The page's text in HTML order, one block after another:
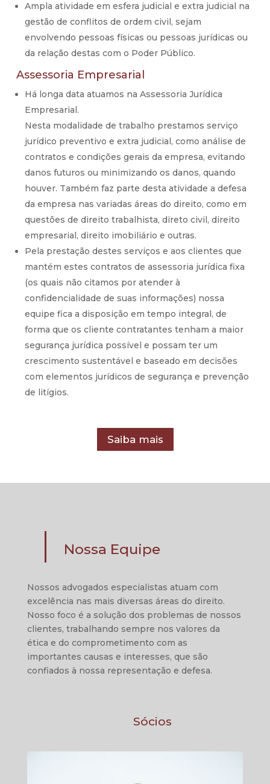
Ampla atividade em esfera judicial e extra judicial na
gestão de conflitos de ordem civil, sejam
envolvendo pessoas físicas ou pessoas jurídicas ou
da relação destas com o Poder Público.
Assessoria Empresarial
Há longa data atuamos na Assessoria Jurídica
Empresarial.
Nesta modalidade de trabalho prestamos serviço
jurídico preventivo e extra judicial, como análise de
contratos e condições gerais da empresa, evitando
danos futuros ou minimizando os danos, quando
houver. Também faz parte desta atividade a defesa
da empresa nas variadas áreas do direito, como em
questões de direito trabalhista, direto civil, direito
empresarial, direito imobiliário e outras.
Pela prestação destes serviços e aos clientes que
mantém estes contratos de assessoria jurídica fixa
(os quais não citamos por atender à
confidencialidade de suas informações) nossa
equipe fica a disposição em tempo integral, de
forma que os cliente contratantes tenham a maior
segurança jurídica possível e possam ter um
crescimento sustentável e baseado em decisões
com elementos jurídicos de segurança e prevenção
de litígios.
Saiba mais
Nossa Equipe
Nossos advogados especialistas atuam com
excelência nas mais diversas áreas do direito.
Nosso foco é a solução dos problemas de nossos
clientes, trabalhando sempre nos valores da
ética e do comprometimento com as
importantes causas e interesses, que são
confiados à nossa representação e defesa.
Sócios